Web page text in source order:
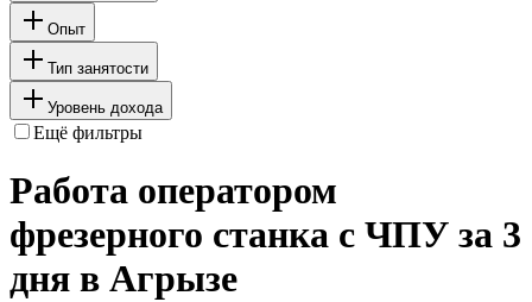
Опыт
Тип занятости
Уровень дохода
Ещё фильтры
Работа оператором
фрезерного станка с ЧПУ за 3
дня в Агрызе